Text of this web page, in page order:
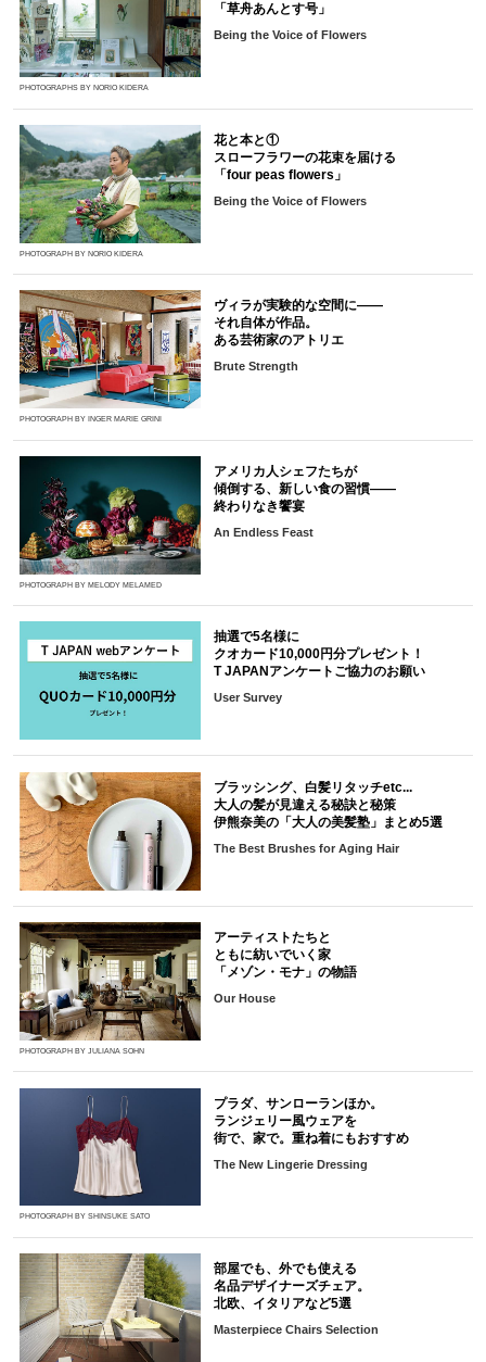
PHOTOGRAPHS BY NORIO KIDERA
「草舟あんとす号」
Being the Voice of Flowers
PHOTOGRAPH BY NORIO KIDERA
花と本と①
スローフラワーの花束を届ける
「four peas flowers」
Being the Voice of Flowers
PHOTOGRAPH BY INGER MARIE GRINI
ヴィラが実験的な空間に――
それ自体が作品。
ある芸術家のアトリエ
Brute Strength
PHOTOGRAPH BY MELODY MELAMED
アメリカ人シェフたちが
傾倒する、新しい食の習慣――
終わりなき饗宴
An Endless Feast
抽選で5名様に
クオカード10,000円分プレゼント！
T JAPANアンケートご協力のお願い
User Survey
ブラッシング、白髪リタッチetc...
大人の髪が見違える秘訣と秘策
伊熊奈美の「大人の美髪塾」まとめ5選
The Best Brushes for Aging Hair
PHOTOGRAPH BY JULIANA SOHN
アーティストたちと
ともに紡いでいく家
「メゾン・モナ」の物語
Our House
PHOTOGRAPH BY SHINSUKE SATO
プラダ、サンローランほか。
ランジェリー風ウェアを
街で、家で。重ね着にもおすすめ
The New Lingerie Dressing
部屋でも、外でも使える
名品デザイナーズチェア。
北欧、イタリアなど5選
Masterpiece Chairs Selection